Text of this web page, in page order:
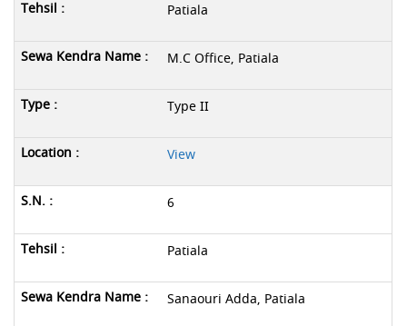
Patiala
M.C Office, Patiala
Type II
View
6
Patiala
Sanaouri Adda, Patiala